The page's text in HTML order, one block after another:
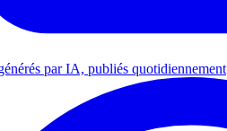
par IA, publiés quotidiennement